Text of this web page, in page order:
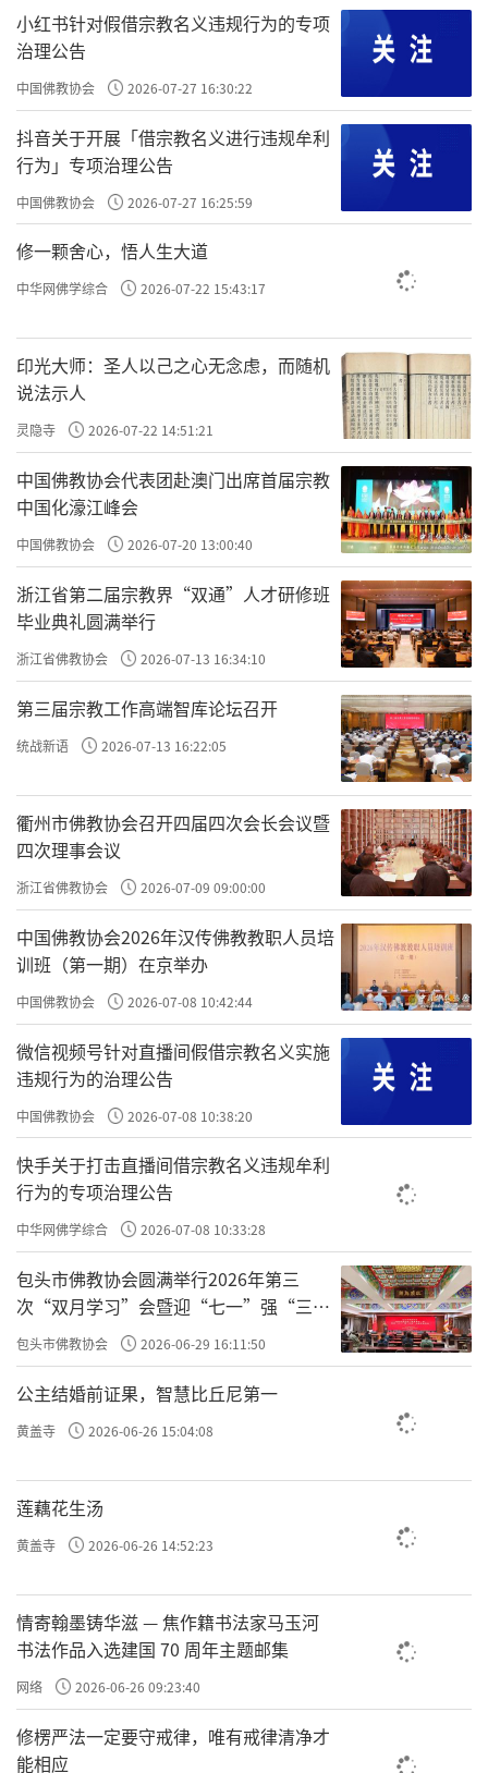
小红书针对假借宗教名义违规行为的专项
治理公告
中国佛教协会 2026-07-27 16:30:22
抖音关于开展「借宗教名义进行违规牟利
行为」专项治理公告
中国佛教协会 2026-07-27 16:25:59
修一颗舍心，悟人生大道
中华网佛学综合 2026-07-22 15:43:17
印光大师：圣人以己之心无念虑，而随机
说法示人
灵隐寺 2026-07-22 14:51:21
中国佛教协会代表团赴澳门出席首届宗教
中国化濠江峰会
中国佛教协会 2026-07-20 13:00:40
浙江省第二届宗教界“双通”人才研修班
毕业典礼圆满举行
浙江省佛教协会 2026-07-13 16:34:10
第三届宗教工作高端智库论坛召开
统战新语 2026-07-13 16:22:05
衢州市佛教协会召开四届四次会长会议暨
四次理事会议
浙江省佛教协会 2026-07-09 09:00:00
中国佛教协会2026年汉传佛教教职人员培
训班（第一期）在京举办
中国佛教协会 2026-07-08 10:42:44
微信视频号针对直播间假借宗教名义实施
违规行为的治理公告
中国佛教协会 2026-07-08 10:38:20
快手关于打击直播间借宗教名义违规牟利
行为的专项治理公告
中华网佛学综合 2026-07-08 10:33:28
包头市佛教协会圆满举行2026年第三
次“双月学习”会暨迎“七一”强“三
爱”主题书画笔会
包头市佛教协会 2026-06-29 16:11:50
公主结婚前证果，智慧比丘尼第一
黄盖寺 2026-06-26 15:04:08
莲藕花生汤
黄盖寺 2026-06-26 14:52:23
情寄翰墨铸华滋 — 焦作籍书法家马玉河
书法作品入选建国 70 周年主题邮集
网络 2026-06-26 09:23:40
修楞严法一定要守戒律，唯有戒律清净才
能相应